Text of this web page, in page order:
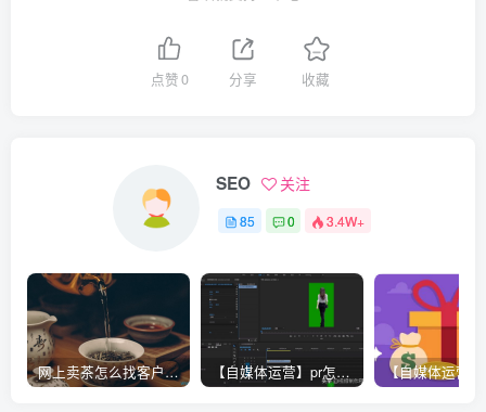
点赞0 分享 收藏
SEO 关注
85 0 3.4W+
网上卖茶怎么找客户（冷启动做抖音茶叶直播方案） 【自媒体运营】pr怎么抠图视频（pr视频抠像方法教程）